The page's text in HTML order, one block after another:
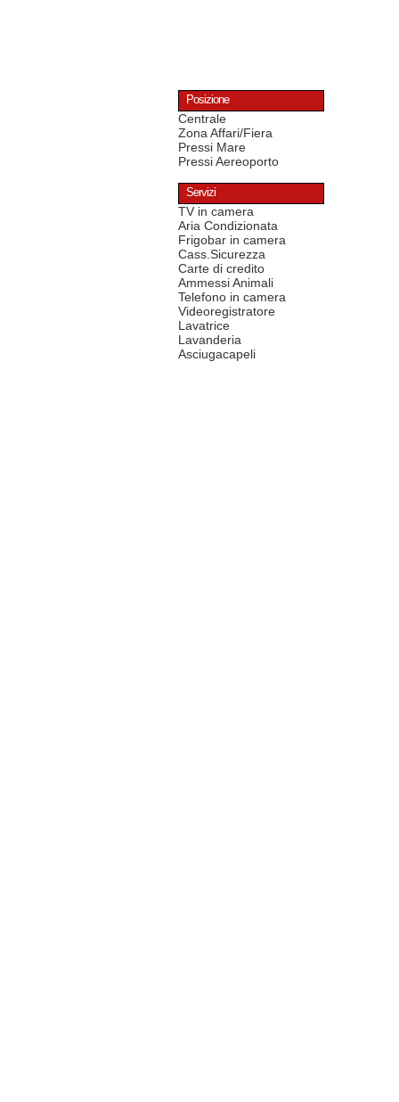
Posizione
Centrale
Zona Affari/Fiera
Pressi Mare
Pressi Aereoporto
Servizi
TV in camera
Aria Condizionata
Frigobar in camera
Cass.Sicurezza
Carte di credito
Ammessi Animali
Telefono in camera
Videoregistratore
Lavatrice
Lavanderia
Asciugacapeli